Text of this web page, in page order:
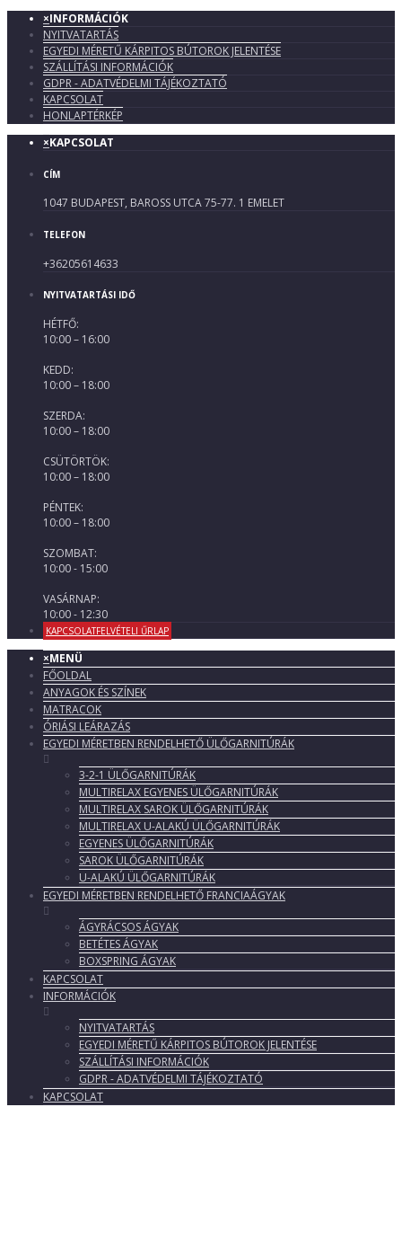
×INFORMÁCIÓK
NYITVATARTÁS
EGYEDI MÉRETŰ KÁRPITOS BÚTOROK JELENTÉSE
SZÁLLÍTÁSI INFORMÁCIÓK
GDPR - ADATVÉDELMI TÁJÉKOZTATÓ
KAPCSOLAT
HONLAPTÉRKÉP
×KAPCSOLAT
CÍM
1047 BUDAPEST, BAROSS UTCA 75-77. 1 EMELET
TELEFON
+36205614633
NYITVATARTÁSI IDŐ
HÉTFŐ:
10:00 – 16:00
KEDD:
10:00 – 18:00
SZERDA:
10:00 – 18:00
CSÜTÖRTÖK:
10:00 – 18:00
PÉNTEK:
10:00 – 18:00
SZOMBAT:
10:00 - 15:00
VASÁRNAP:
10:00 - 12:30
KAPCSOLATFELVÉTELI ŰRLAP
×MENÜ
FŐOLDAL
ANYAGOK ÉS SZÍNEK
MATRACOK
ÓRIÁSI LEÁRAZÁS
EGYEDI MÉRETBEN RENDELHETŐ ÜLŐGARNITÚRÁK
3-2-1 ÜLŐGARNITÚRÁK
MULTIRELAX EGYENES ÜLŐGARNITÚRÁK
MULTIRELAX SAROK ÜLŐGARNITÚRÁK
MULTIRELAX U-ALAKÚ ÜLŐGARNITÚRÁK
EGYENES ÜLŐGARNITÚRÁK
SAROK ÜLŐGARNITÚRÁK
U-ALAKÚ ÜLŐGARNITÚRÁK
EGYEDI MÉRETBEN RENDELHETŐ FRANCIAÁGYAK
ÁGYRÁCSOS ÁGYAK
BETÉTES ÁGYAK
BOXSPRING ÁGYAK
KAPCSOLAT
INFORMÁCIÓK
NYITVATARTÁS
EGYEDI MÉRETŰ KÁRPITOS BÚTOROK JELENTÉSE
SZÁLLÍTÁSI INFORMÁCIÓK
GDPR - ADATVÉDELMI TÁJÉKOZTATÓ
KAPCSOLAT